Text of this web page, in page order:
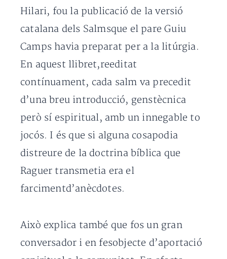
Hilari, fou la publicació de la versió
catalana dels Salmsque el pare Guiu
Camps havia preparat per a la litúrgia.
En aquest llibret,reeditat
contínuament, cada salm va precedit
d’una breu introducció, genstècnica
però sí espiritual, amb un innegable to
jocós. I és que si alguna cosapodia
distreure de la doctrina bíblica que
Raguer transmetia era el
farcimentd’anècdotes.
Això explica també que fos un gran
conversador i en fesobjecte d’aportació